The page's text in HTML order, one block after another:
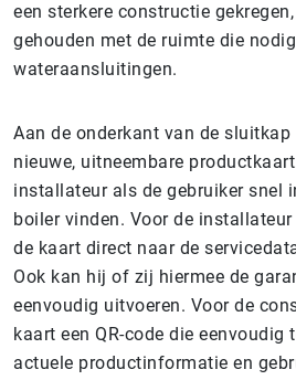
een sterkere constructie
gehouden met de ruimte die
wateraansluitingen.
Aan de onderkant van de
nieuwe, uitneembare
installateur als de gebruiker snel
boiler vinden. Voor de installateur
de kaart direct naar de
Ook kan hij of zij hiermee de
eenvoudig uitvoeren. Voor de
kaart een QR-code die eenvoudig
actuele productinformatie en